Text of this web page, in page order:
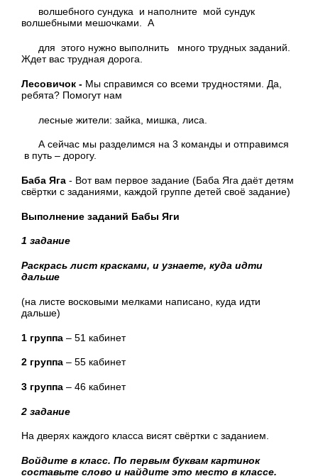
волшебного сундука и наполните мой сундук
волшебными мешочками. А
для этого нужно выполнить много трудных заданий.
Ждет вас трудная дорога.
Лесовичок - Мы справимся со всеми трудностями. Да,
ребята? Помогут нам
лесные жители: зайка, мишка, лиса.
А сейчас мы разделимся на 3 команды и отправимся
в путь – дорогу.
Баба Яга - Вот вам первое задание (Баба Яга даёт детям
свёртки с заданиями, каждой группе детей своё задание)
Выполнение заданий Бабы Яги
1 задание
Раскрась лист красками, и узнаете, куда идти
дальше
(на листе восковыми мелками написано, куда идти
дальше)
1 группа – 51 кабинет
2 группа – 55 кабинет
3 группа – 46 кабинет
2 задание
На дверях каждого класса висят свёртки с заданием.
Войдите в класс. По первым буквам картинок
составьте слово и найдите это место в классе.